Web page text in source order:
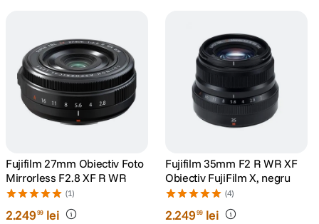
6. lavaliera
7 sony fx
card memorie
9. dji mic mini
10 . dji osmo
Fujifilm 27mm Obiectiv Foto
Mirrorless F2.8 XF R WR
(1)
2.24999 lei
Fujifilm 35mm F2 R WR XF
Obiectiv FujiFilm X, negru
(4)
2.24999 lei